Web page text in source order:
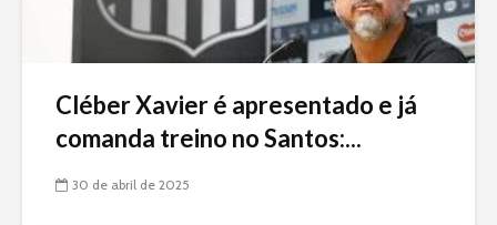
Cléber Xavier é apresentado e já
comanda treino no Santos:...
30 de abril de 2025